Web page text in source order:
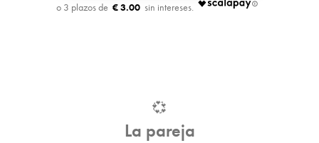
€ 3.00
💞
La pareja